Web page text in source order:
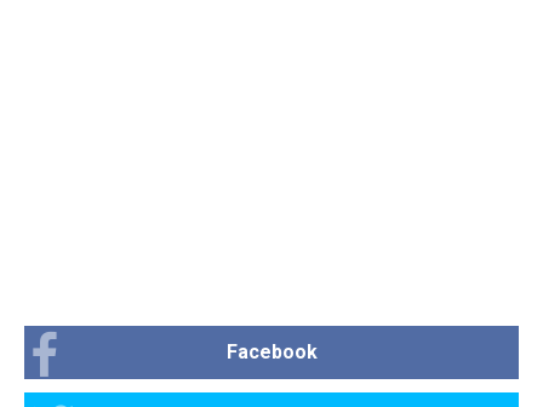
Facebook